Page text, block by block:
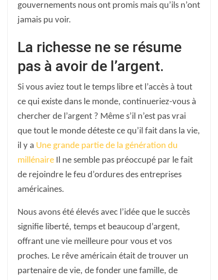
gouvernements nous ont promis mais qu’ils n’ont
jamais pu voir.
La richesse ne se résume
pas à avoir de l’argent.
Si vous aviez tout le temps libre et l’accès à tout
ce qui existe dans le monde, continueriez-vous à
chercher de l’argent ? Même s’il n’est pas vrai
que tout le monde déteste ce qu’il fait dans la vie,
il y a Une grande partie de la génération du
millénaire Il ne semble pas préoccupé par le fait
de rejoindre le feu d’ordures des entreprises
américaines.
Nous avons été élevés avec l’idée que le succès
signifie liberté, temps et beaucoup d’argent,
offrant une vie meilleure pour vous et vos
proches. Le rêve américain était de trouver un
partenaire de vie, de fonder une famille, de